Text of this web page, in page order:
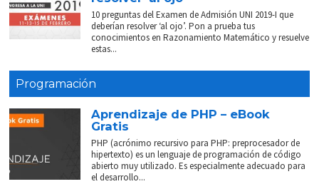
10 preguntas del Examen de Admisión UNI 2019-I que
deberían resolver ‘al ojo’. Pon a prueba tus
conocimientos en Razonamiento Matemático y resuelve
estas...
Programación
Aprendizaje de PHP – eBook
Gratis
PHP (acrónimo recursivo para PHP: preprocesador de
hipertexto) es un lenguaje de programación de código
abierto muy utilizado. Es especialmente adecuado para
el desarrollo...